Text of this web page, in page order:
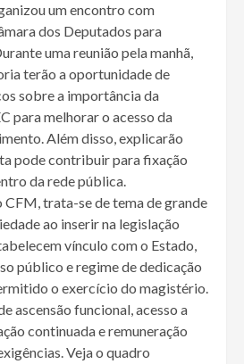
um encontro com
dos Deputados para
uma reunião pela manhã,
terão a oportunidade de
sobre a importância da
para melhorar o acesso da
Além disso, explicarão
pode contribuir para fixação
da rede pública.
CFM, trata-se de tema de grande
ao inserir na legislação
vínculo com o Estado,
público e regime de dedicação
o exercício do magistério.
ascensão funcional, acesso a
continuada e remuneração
Veja o quadro